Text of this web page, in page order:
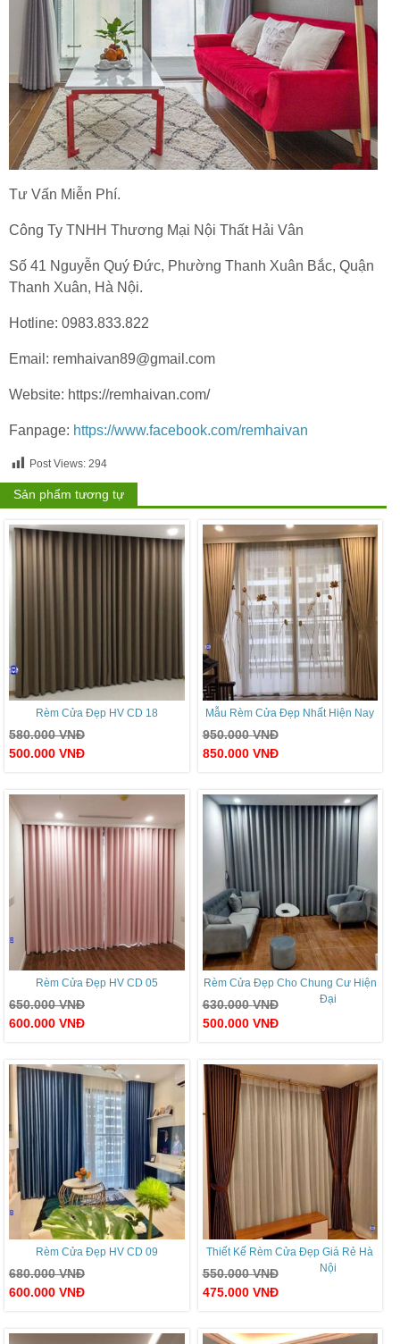
Tư Vấn Miễn Phí.
Công Ty TNHH Thương Mại Nội Thất Hải Vân
Số 41 Nguyễn Quý Đức, Phường Thanh Xuân Bắc, Quận
Thanh Xuân, Hà Nội.
Hotline: 0983.833.822
Email: remhaivan89@gmail.com
Website: https://remhaivan.com/
Fanpage: https://www.facebook.com/remhaivan
Post Views: 294
Sản phẩm tương tự
Rèm Cửa Đẹp HV CD 18
580.000VNĐ
500.000 VNĐ
Mẫu Rèm Cửa Đẹp Nhất Hiện Nay
950.000VNĐ
850.000 VNĐ
Rèm Cửa Đẹp HV CD 05
650.000VNĐ
600.000 VNĐ
Rèm Cửa Đẹp Cho Chung Cư Hiện
Đại
630.000VNĐ
500.000 VNĐ
Rèm Cửa Đẹp HV CD 09
680.000VNĐ
600.000 VNĐ
Thiết Kế Rèm Cửa Đẹp Giá Rẻ Hà
Nội
550.000VNĐ
475.000 VNĐ